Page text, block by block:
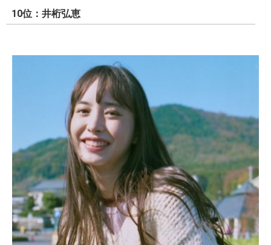
10位：井桁弘恵